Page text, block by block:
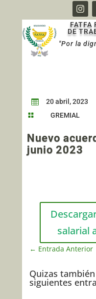
FATFA
DE
"Por la
 20 abril, 2023
 GREMIAL
Nuevo
junio 2023
salarial
← Entrada Anterior
Quizas
siguientes